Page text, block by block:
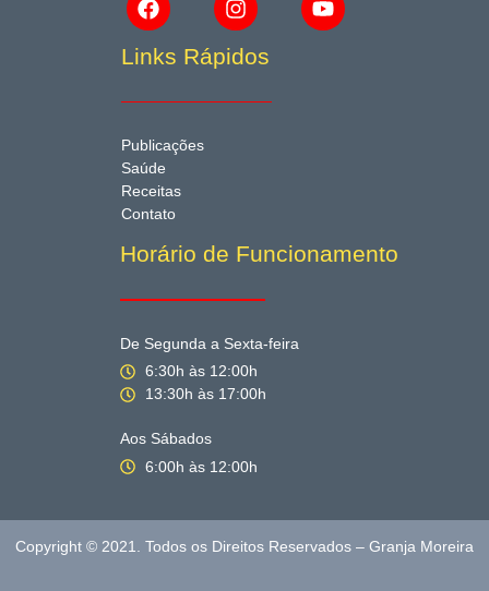
Links Rápidos
Publicações
Saúde
Receitas
Contato
Horário de Funcionamento
De Segunda a Sexta-feira
6:30h às 12:00h
13:30h às 17:00h
Aos Sábados
6:00h às 12:00h
Copyright © 2021. Todos os Direitos Reservados – Granja Moreira